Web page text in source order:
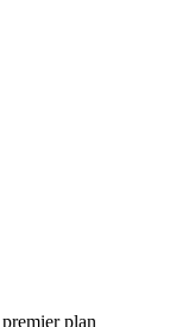
plan